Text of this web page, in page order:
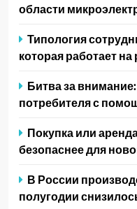
области
Типология
которая работает на
Битва за
потребителя с
Покупка или
безопаснее для
В России
полугодии